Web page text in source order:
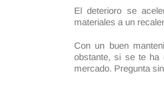
El deterioro se
materiales a un
Con un buen
obstante, si se te ha
mercado. Pregunta